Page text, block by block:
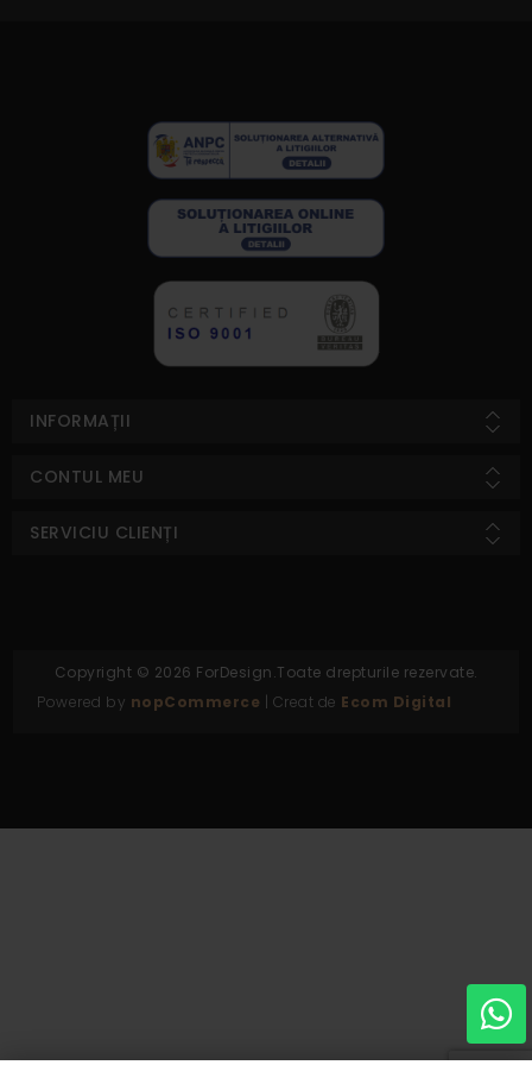
INFORMAȚII
CONTUL MEU
SERVICIU CLIENȚI
Copyright © 2026 ForDesign.Toate drepturile rezervate.
Powered by nopCommerce | Creat de Ecom Digital